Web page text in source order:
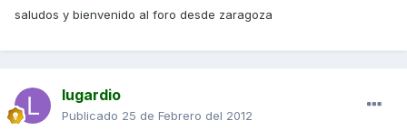
saludos y bienvenido al foro desde zaragoza
lugardio
Publicado 25 de Febrero del 2012